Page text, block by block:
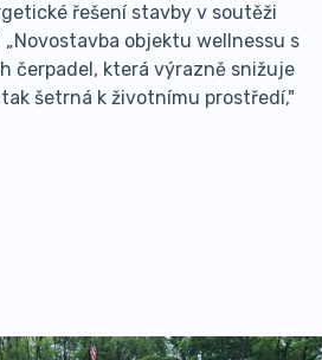
řešení stavby v soutěži
objektu wellnessu s
čerpadel, která výrazně snižuje
šetrná k životnímu prostředí,"